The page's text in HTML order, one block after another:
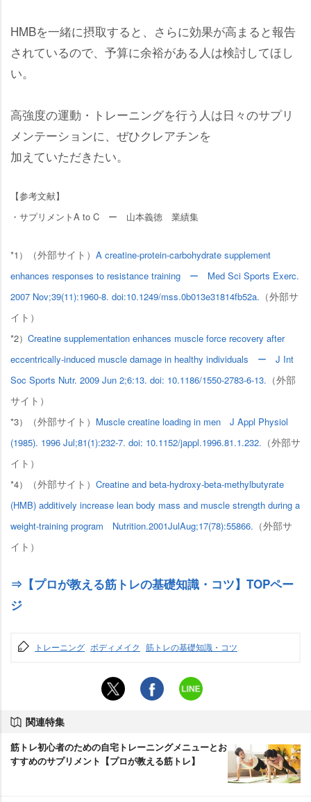
HMBを一緒に摂取すると、さらに効果が高まると報告
されているので、予算に余裕がある人は検討してほし
い。
高強度の運動・トレーニングを行う人は日々のサプリ
メンテーションに、ぜひクレアチンを
加えていただきたい。
【参考文献】
・サプリメントA to C ー 山本義徳 業績集
*1） （外部サイト） A creatine-protein-carbohydrate supplement
enhances responses to resistance training ー Med Sci Sports Exerc.
2007 Nov;39(11):1960-8. doi:10.1249/mss.0b013e31814fb52a. （外部サ
イト）
*2） Creatine supplementation enhances muscle force recovery after
eccentrically-induced muscle damage in healthy individuals ー J Int
Soc Sports Nutr. 2009 Jun 2;6:13. doi: 10.1186/1550-2783-6-13. （外部
サイト）
*3） （外部サイト） Muscle creatine loading in men J Appl Physiol
(1985). 1996 Jul;81(1):232-7. doi: 10.1152/jappl.1996.81.1.232. （外部サ
イト）
*4） （外部サイト） Creatine and beta-hydroxy-beta-methylbutyrate
(HMB) additively increase lean body mass and muscle strength during a
weight-training program Nutrition.2001JulAug;17(78):55866. （外部サ
イト）
⇒【プロが教える筋トレの基礎知識・コツ】TOPペー
ジ
トレーニング ボディメイク 筋トレの基礎知識・コツ
関連特集
筋トレ初心者のための自宅トレーニングメニューとお
すすめのサプリメント【プロが教える筋トレ】